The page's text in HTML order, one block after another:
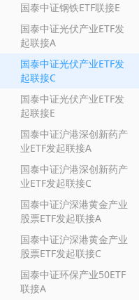
国泰中证钢铁ETF联接E
国泰中证光伏产业ETF发
起联接A
国泰中证光伏产业ETF发
起联接C
国泰中证光伏产业ETF发
起联接E
国泰中证沪港深创新药产
业ETF发起联接A
国泰中证沪港深创新药产
业ETF发起联接C
国泰中证沪深港黄金产业
股票ETF发起联接A
国泰中证沪深港黄金产业
股票ETF发起联接C
国泰中证环保产业50ETF
联接A